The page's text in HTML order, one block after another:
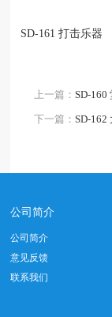
SD-161 打击乐器
上一篇：SD-160
下一篇：SD-162
公司简介
公司简介
意见反馈
联系我们